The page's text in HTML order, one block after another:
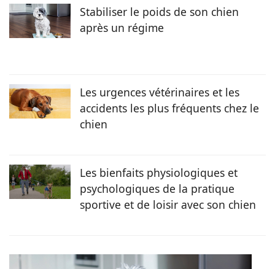
être se spécialiser en chirurgie ou médecine interne.
Stabiliser le poids de son chien
après un régime
Les urgences vétérinaires et les
accidents les plus fréquents chez le
chien
Les bienfaits physiologiques et
psychologiques de la pratique
sportive et de loisir avec son chien